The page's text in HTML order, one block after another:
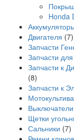
Honda
Двигателя (7)
Запчасти
Запчасти
Запчасти к
(8)
Запчасти к
Щетки
Сальники (7)